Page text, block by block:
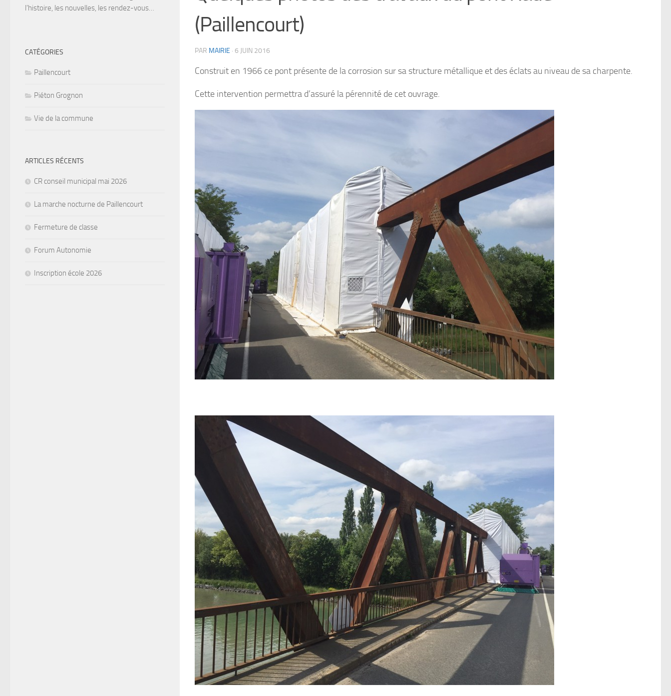
(Paillencourt)
PAR MAIRIE · 6 JUIN 2016
Construit en 1966 ce pont présente de la corrosion sur sa structure métallique et des éclats au niveau de sa charpente.
Cette intervention permettra d’assuré la pérennité de cet ouvrage.
l’histoire, les nouvelles, les rendez-vous…
CATÉGORIES
Paillencourt
Piéton Grognon
Vie de la commune
ARTICLES RÉCENTS
CR conseil municipal mai 2026
La marche nocturne de Paillencourt
Fermeture de classe
Forum Autonomie
Inscription école 2026